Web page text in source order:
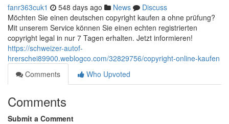
fanr363cuk1 548 days ago News
Discuss
Möchten Sie einen deutschen copyright kaufen a ohne prüfung?
Mit unserem Service können Sie einen echten registrierten
copyright legal in nur 7 Tagen erhalten. Jetzt informieren!
https://schweizer-autof-
hrerschei89900.weblogco.com/32829756/copyright-online-kaufen
Comments
Who Upvoted
Comments
Submit a Comment